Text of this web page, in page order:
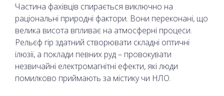
Частина фахівців спирається виключно на
раціональні природні фактори. Вони переконані, що
велика висота впливає на атмосферні процеси.
Рельєф гір здатний створювати складні оптичні
ілюзії, а поклади певних руд – провокувати
незвичайні електромагнітні ефекти, які люди
помилково приймають за містику чи НЛО.